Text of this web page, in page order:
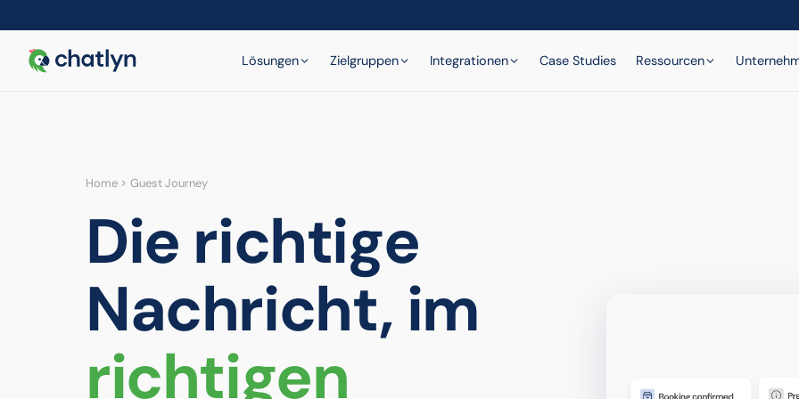
Lösungen Zielgruppen Integrationen Case Studies Ressourcen
Home Guest Journey
Die richtige
Nachricht, im
richtigen